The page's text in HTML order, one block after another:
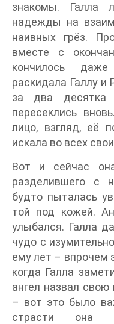
знакомы. Галла
надежды на
наивных грёз.
вместе с
кончилось
раскидала Галлу и
за два
пересеклись
лицо, взгляд, её
искала во всех
Вот и сейчас
разделившего с
будто пыталась
той под кожей.
улыбался. Галла
чудо с
ему лет – впрочем
когда Галла
ангел назвал
– вот это было
страсти она